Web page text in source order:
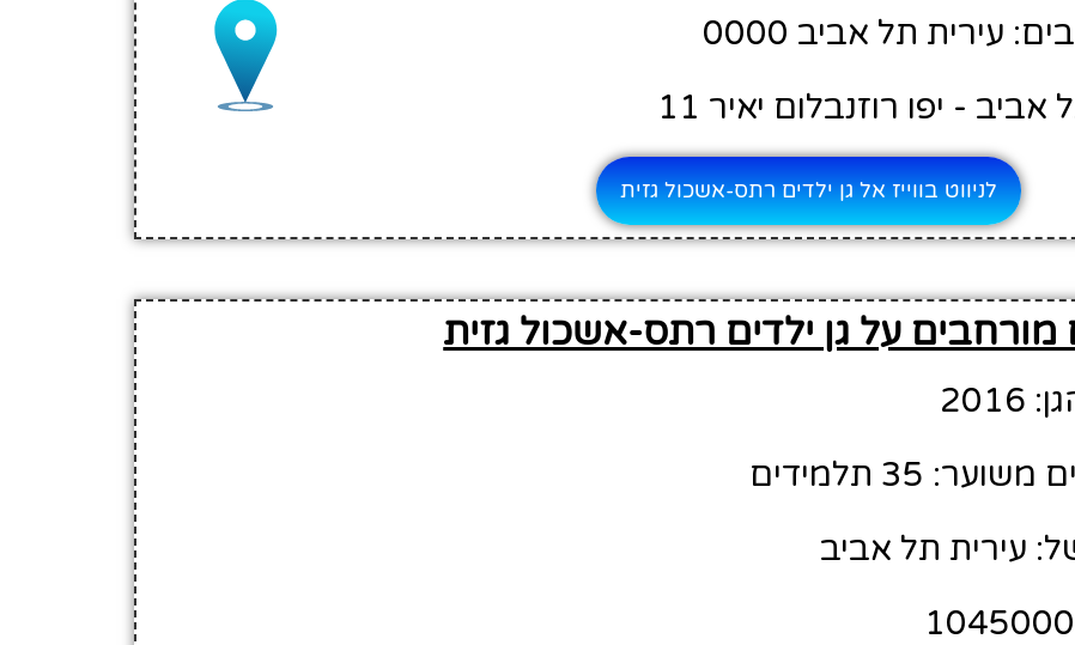
עירית תל אביב 0000
- יפו רוזנבלום יאיר 11
לניווט בווייז אל גן ילדים רתס-אשכול גזית
על גן ילדים רתס-אשכול גזית
35 תלמידים
עירית תל אביב